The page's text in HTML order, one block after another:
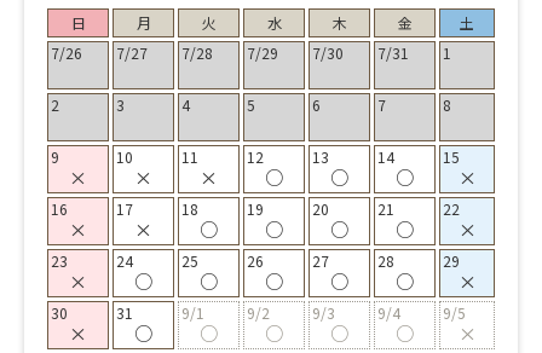
日 月 火 水 木 金
土
7/26
7/27 7/28 7/29 7/30 7/31 1
2 3 4 5 6 7 8
9
×
10
×
11
×
12
○
13
○
14
○
15
×
16
×
17
×
18
○
19
○
20
○
21
○
22
×
23
×
24
○
25
○
26
○
27
○
28
○
29
×
30
×
31
○
9/1
○
9/2
○
9/3
○
9/4
○
9/5
×